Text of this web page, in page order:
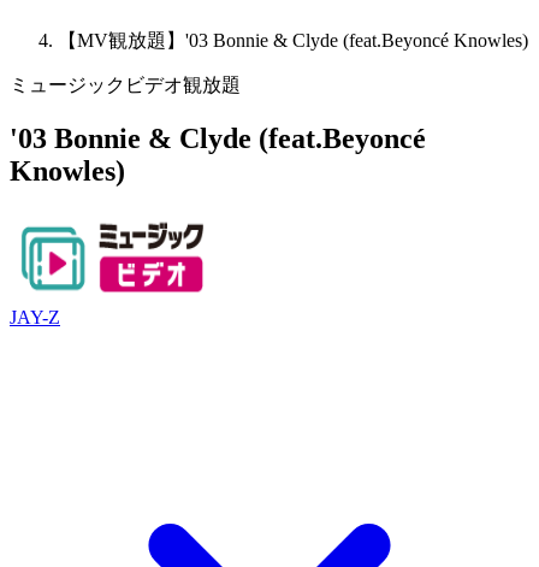
【MV観放題】'03 Bonnie & Clyde (feat.Beyoncé Knowles)
ミュージックビデオ観放題
'03 Bonnie & Clyde (feat.Beyoncé
Knowles)
JAY-Z